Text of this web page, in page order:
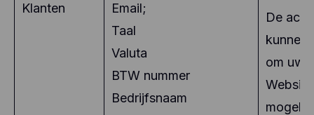
Klanten
Email;
Taal
Valuta
BTW nummer
Bedrijfsnaam
De
kunnen
om uw